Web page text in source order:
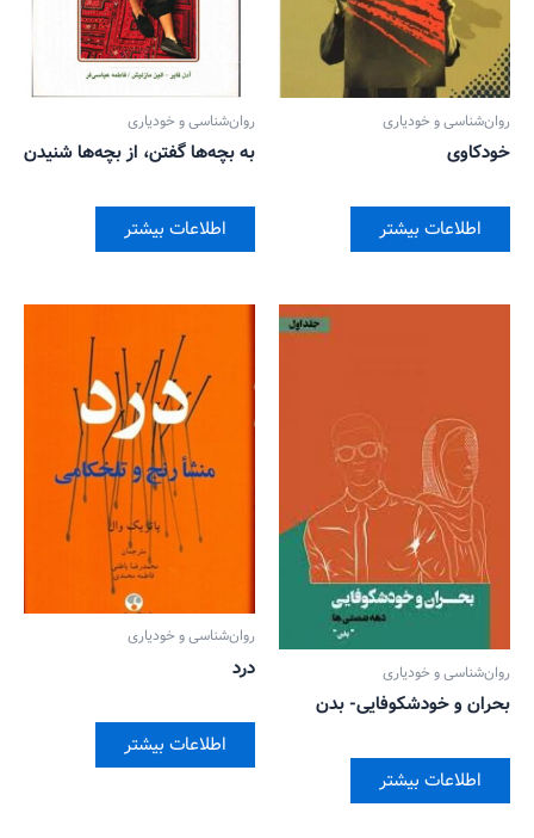
روان‌‌شناسی و خودیاری
خودکاوی
اطلاعات بیشتر
روان‌‌شناسی و خودیاری
به بچه‌ها گفتن، از بچه‌ها شنیدن
اطلاعات بیشتر
روان‌‌شناسی و خودیاری
بحران و خودشکوفایی- بدن
اطلاعات بیشتر
روان‌‌شناسی و خودیاری
درد
اطلاعات بیشتر